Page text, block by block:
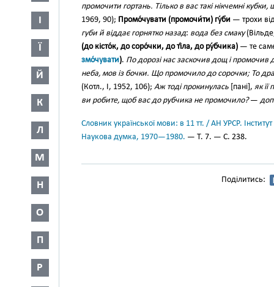
І
Ї
Й
К
Л
М
Н
О
П
Р
промочити гортань. Тілько в вас такі нікчемні кубки,
1969, 90); Промо́чувати (промочи́ти) гу́би — трохи
губи й віддає горнятко назад: вода без смаку
(до кісто́к, до соро́чки, до ті́ла, до ру́бчика) — те
змо́чувати). По дорозі нас заскочив дощ і промочив
неба, мов із бочки. Що промочило до сорочки; То
(Котл., І, 1952, 106); Аж тоді прокинулась [пані], як її
ви робите, щоб вас до рубчика не промочило?—
Словник української мови: в 11 тт. / АН УРСР.
Наукова думка, 1970—1980. — Т. 7. — С. 238.
Поділитись: